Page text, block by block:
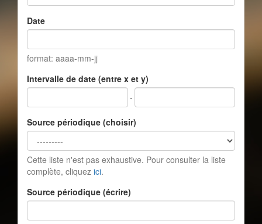
Date
format: aaaa-mm-jj
Intervalle de date (entre x et y)
-
Source périodique (choisir)
Cette liste n'est pas exhaustive. Pour consulter la liste
complète, cliquez ici.
Source périodique (écrire)